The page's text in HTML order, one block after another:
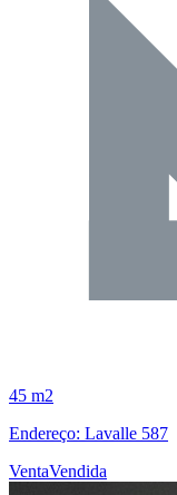
45 m2
Endereço: Lavalle 587
VentaVendida